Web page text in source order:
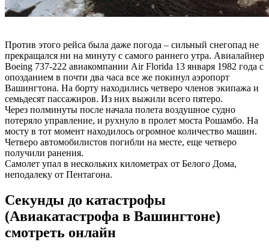
Против этого рейса была даже погода – сильный снегопад не
прекращался ни на минуту с самого раннего утра. Авиалайнер
Boeing 737-222 авиакомпании Air Florida 13 января 1982 года с
опозданием в почти два часа все же покинул аэропорт
Вашингтона. На борту находились четверо членов экипажа и
семьдесят пассажиров. Из них выжили всего пятеро.
Через полминуты после начала полета воздушное судно
потеряло управление, и рухнуло в пролет моста Рошамбо. На
мосту в тот момент находилось огромное количество машин.
Четверо автомобилистов погибли на месте, еще четверо
получили ранения.
Самолет упал в нескольких километрах от Белого Дома,
неподалеку от Пентагона.
Секунды до катастрофы
(Авиакатастрофа в Вашингтоне)
смотреть онлайн